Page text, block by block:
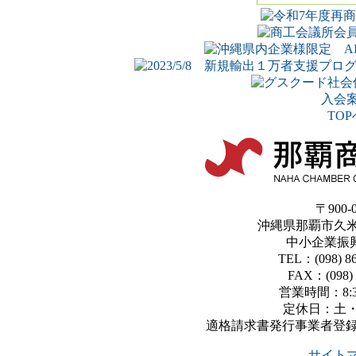
入会
TOP
〒900-
沖縄県那覇市久
中小企業振
TEL：(098)
FAX：(098)
営業時間：
定休日：土
適格請求書発行事業者登